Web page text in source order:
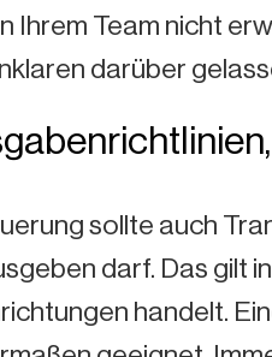
Ihrem Team nicht
darüber
sollte auch
darf. Das gilt
handelt.